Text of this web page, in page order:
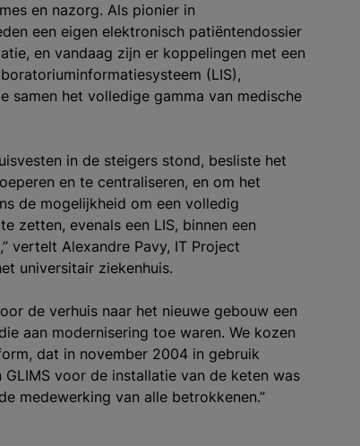
en nazorg. Als pionier in
een eigen elektronisch patiëntendossier
en vandaag zijn er koppelingen met een
(LIS),
samen het volledige gamma van medische
in de steigers stond, besliste het
en te centraliseren, en om het
de mogelijkheid om een volledig
zetten, evenals een LIS, binnen een
vertelt Alexandre Pavy, IT Project
universitair ziekenhuis.
de verhuis naar het nieuwe gebouw een
aan modernisering toe waren. We kozen
dat in november 2004 in gebruik
voor de installatie van de keten was
medewerking van alle betrokkenen.”